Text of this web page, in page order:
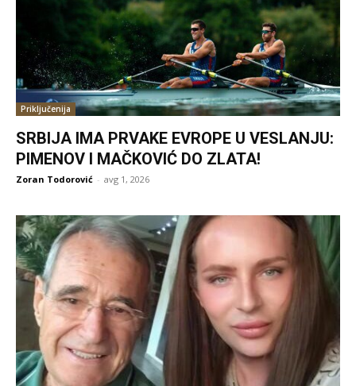
Priključenija
SRBIJA IMA PRVAKE EVROPE U VESLANJU:
PIMENOV I MAČKOVIĆ DO ZLATA!
Zoran Todorović - avg 1, 2026